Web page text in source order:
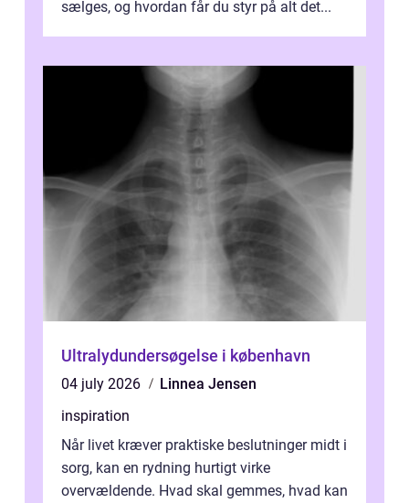
sælges, og hvordan får du styr på alt det...
Ultralydundersøgelse i københavn
04 july 2026
Linnea Jensen
inspiration
Når livet kræver praktiske beslutninger midt i
sorg, kan en rydning hurtigt virke
overvældende. Hvad skal gemmes, hvad kan